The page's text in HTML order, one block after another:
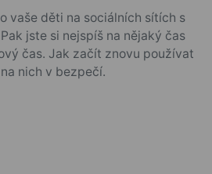
vaše děti na sociálních sítích s
jste si nejspíš na nějaký čas
čas. Jak začít znovu používat
nich v bezpečí.